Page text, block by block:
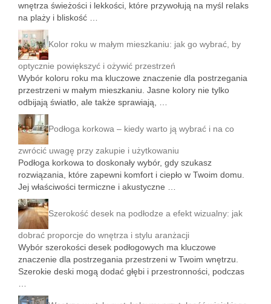
wnętrza świeżości i lekkości, które przywołują na myśl relaks
na plaży i bliskość …
Kolor roku w małym mieszkaniu: jak go wybrać, by
optycznie powiększyć i ożywić przestrzeń
Wybór koloru roku ma kluczowe znaczenie dla postrzegania
przestrzeni w małym mieszkaniu. Jasne kolory nie tylko
odbijają światło, ale także sprawiają, …
Podłoga korkowa – kiedy warto ją wybrać i na co
zwrócić uwagę przy zakupie i użytkowaniu
Podłoga korkowa to doskonały wybór, gdy szukasz
rozwiązania, które zapewni komfort i ciepło w Twoim domu.
Jej właściwości termiczne i akustyczne …
Szerokość desek na podłodze a efekt wizualny: jak
dobrać proporcje do wnętrza i stylu aranżacji
Wybór szerokości desek podłogowych ma kluczowe
znaczenie dla postrzegania przestrzeni w Twoim wnętrzu.
Szerokie deski mogą dodać głębi i przestronności, podczas